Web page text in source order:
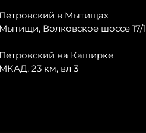
Петровский в Мытищах
Мытищи, Волковское шоссе 17/1
Петровский на Каширке
МКАД, 23 км, вл 3